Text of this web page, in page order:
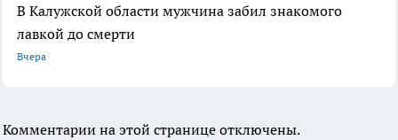
В Калужской области мужчина забил знакомого
лавкой до смерти
Вчера
Комментарии на этой странице отключены.